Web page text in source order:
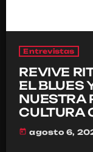
Entrevistas
REVIVE
EL BLUES
NUESTRA
CULTURA
today agosto 6,